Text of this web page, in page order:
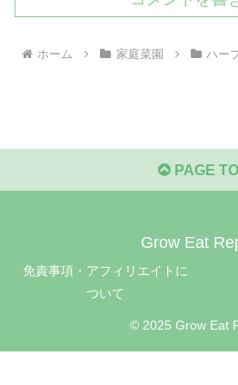
ホーム 家庭菜園 ハー
PAGE
Grow Eat
免責事項・アフィリエイトに
ついて
© 2025 Grow Eat